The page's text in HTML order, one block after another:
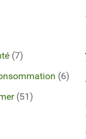
(7)
(6)
(51)